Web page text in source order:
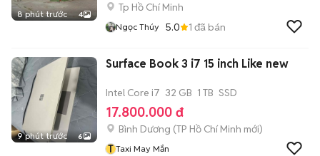
8 phút trước 4
Tp Hồ Chí Minh
Ngọc Thúy 5.0 1 đã bán
9 phút trước 6
Surface Book 3 i7 15 inch Like new
Intel Core i7 32 GB 1 TB SSD
17.800.000 đ
Bình Dương (TP Hồ Chí Minh mới)
T Taxi May Mắn